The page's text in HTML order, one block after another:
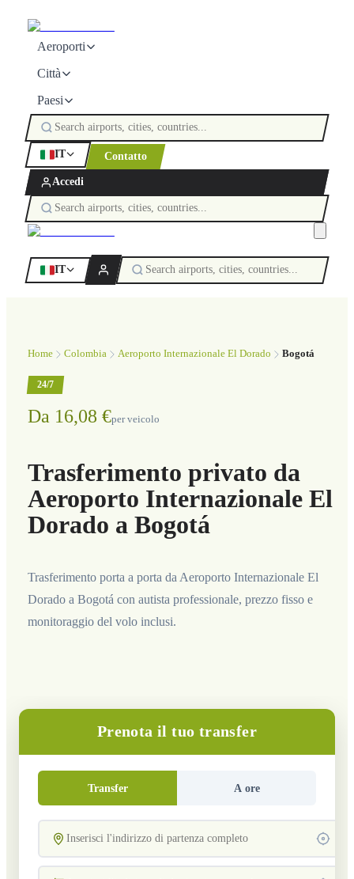
Aeroporti
Città
Paesi
IT Contatto
Accedi
IT
Home Colombia Aeroporto Internazionale El Dorado Bogotá
24/7
Da 16,08 €per veicolo
Trasferimento privato da
Aeroporto Internazionale El
Dorado a Bogotá
Trasferimento porta a porta da Aeroporto Internazionale El
Dorado a Bogotá con autista professionale, prezzo fisso e
monitoraggio del volo inclusi.
Prenota il tuo transfer
Transfer A ore